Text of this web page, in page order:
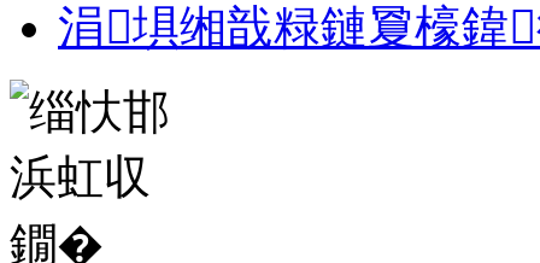
涓埧缃戠粶鏈夐檺鍏